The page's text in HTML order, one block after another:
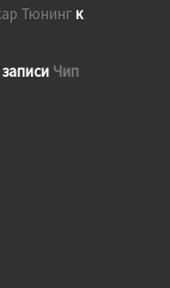
Тюнингк
Чип